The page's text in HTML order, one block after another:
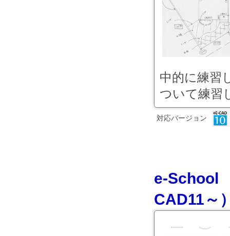
中的に練習
ついて練習
対応バージョン
e-School
CAD11～